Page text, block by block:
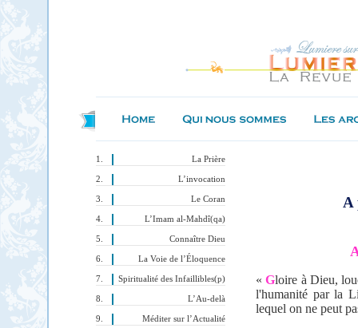
La Prière
L’invocation
Le Coran
L’Imam al-Mahdî(qa)
Connaître Dieu
La Voie de l’Éloquence
Spiritualité des Infaillibles(p)
L’Au-delà
Méditer sur l’Actualité
A
«Gloire à Dieu,
l'humanité par la
lequel on ne peut